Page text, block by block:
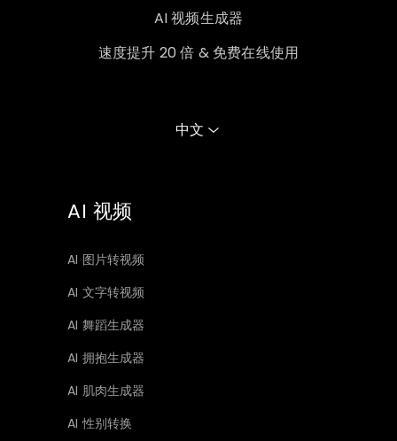
AI 视频生成器
速度提升 20 倍 & 免费在线使用
中文
AI 视频
AI 图片转视频
AI 文字转视频
AI 舞蹈生成器
AI 拥抱生成器
AI 肌肉生成器
AI 性别转换